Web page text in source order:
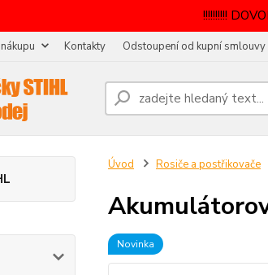
!!!!!!!!!!
Kontakty Odstoupení od kupní smlouvy
Úvod Rosiče a postřikovače
Novinka